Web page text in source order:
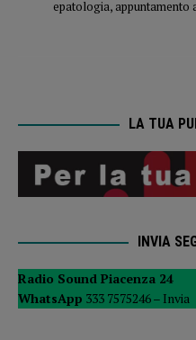
epatologia, appuntamento
LA TUA
INVIA
Radio Sound Piacenza 24
WhatsApp 333 7575246 – Invia